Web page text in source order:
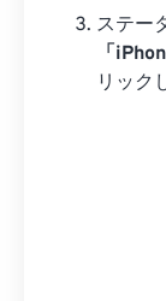
ステー
「
リック